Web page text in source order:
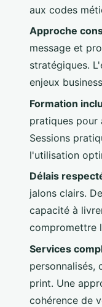
aux codes
Approche
message et
stratégiques.
enjeux
Formation
pratiques pour
Sessions
l'utilisation
Délais
jalons clairs.
capacité à
compromettre
Services
personnalisés,
print. Une
cohérence de